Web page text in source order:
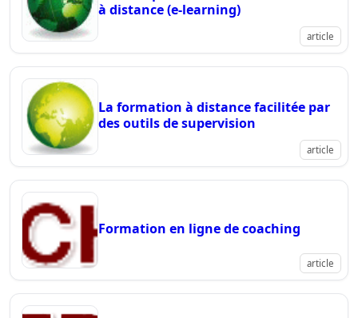
à distance (e-learning)
article
La formation à distance facilitée par
des outils de supervision
article
Formation en ligne de coaching
article